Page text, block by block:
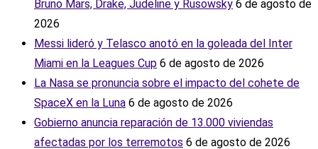
Bruno Mars, Drake, Judeline y Rusowsky 6 de agosto de
2026
Messi lideró y Telasco anotó en la goleada del Inter
Miami en la Leagues Cup 6 de agosto de 2026
La Nasa se pronuncia sobre el impacto del cohete de
SpaceX en la Luna 6 de agosto de 2026
Gobierno anuncia reparación de 13.000 viviendas
afectadas por los terremotos 6 de agosto de 2026